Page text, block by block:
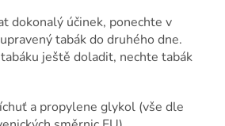
dokonalý účinek, ponechte v
tabák do druhého dne.
ještě doladit, nechte tabák
a propylene glykol (vše dle